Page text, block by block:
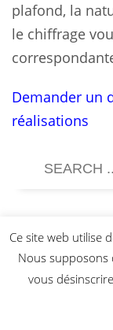
plafond, la
le chiffrage
Demander un
réalisations
Ce site web utilise
Nous supposons
vous